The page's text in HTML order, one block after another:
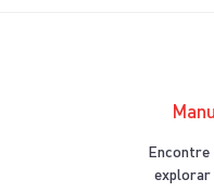
Encontre
explorar